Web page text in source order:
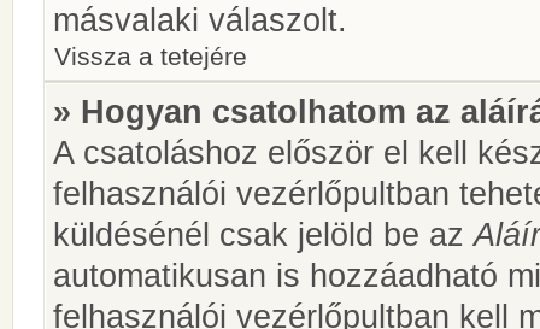
másvalaki válaszolt.
Vissza a tetejére
» Hogyan csatolhatom az
A csatoláshoz először el kell
felhasználói vezérlőpultban
küldésénél csak jelöld be az
automatikusan is hozzáadható
felhasználói vezérlőpultban kell